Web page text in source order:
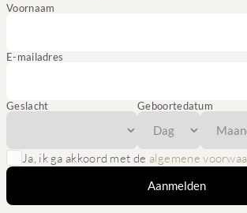
Voornaam
E-mailadres
Geslacht Geboortedatum
Ja, ik ga akkoord met de algemene
Aanmelden